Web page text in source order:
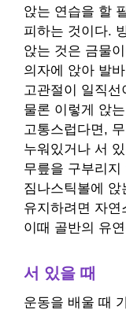
앉는 연습을 할
피하는 것이다.
앉는 것은 금물
의자에 앉아 발
고관절이 일직
물론 이렇게 앉
고통스럽다면,
누워있거나 서
무릎을 구부리지
짐나스틱볼에
유지하려면 자
이때 골반의 유
서 있을 때
운동을 배울 때